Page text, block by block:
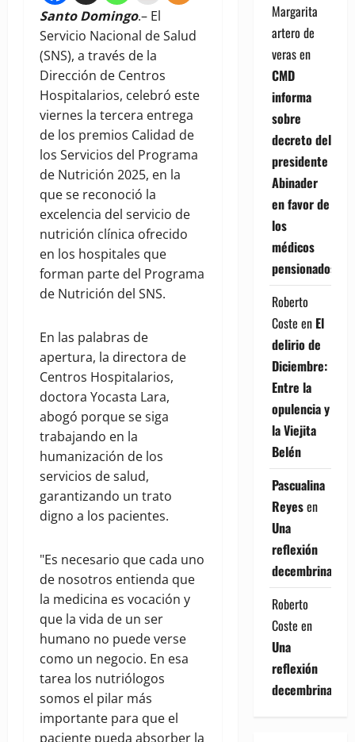
Santo Domingo.– El
Servicio Nacional de Salud
(SNS), a través de la
Dirección de Centros
Hospitalarios, celebró este
viernes la tercera entrega
de los premios Calidad de
los Servicios del Programa
de Nutrición 2025, en la
que se reconoció la
excelencia del servicio de
nutrición clínica ofrecido
en los hospitales que
forman parte del Programa
de Nutrición del SNS.
En las palabras de
apertura, la directora de
Centros Hospitalarios,
doctora Yocasta Lara,
abogó porque se siga
trabajando en la
humanización de los
servicios de salud,
garantizando un trato
digno a los pacientes.
"Es necesario que cada uno
de nosotros entienda que
la medicina es vocación y
que la vida de un ser
humano no puede verse
como un negocio. En esa
tarea los nutriólogos
somos el pilar más
importante para que el
paciente pueda absorber la
Margarita
artero de
verasen
CMD
informa
sobre
decreto del
presidente
Abinader
en favor de
los
médicos
pensionados
Roberto
Coste en El
delirio de
Diciembre:
Entre la
opulencia y
la Viejita
Belén
Pascualina
Reyesen
Una
reflexión
decembrina
Roberto
Coste en
Una
reflexión
decembrina